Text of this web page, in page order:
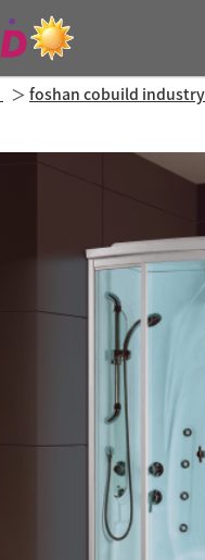
foshan cobuild industry